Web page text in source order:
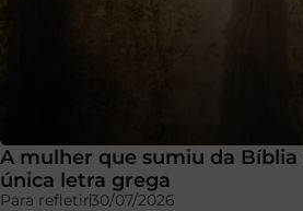
A mulher que sumiu da Bíblia
única letra grega
Para refletir30/07/2026